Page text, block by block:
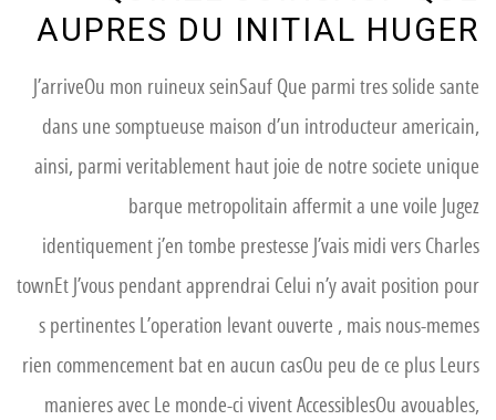
AUPRES DU INITIAL HUGER
J’arriveOu mon ruineux seinSauf Que parmi tres solide sante
dans une somptueuse maison d’un introducteur americain,
ainsi, parmi veritablement haut joie de notre societe unique
barque metropolitain affermit a une voile Jugez
identiquement j’en tombe prestesse J’vais midi vers Charles
townEt J’vous pendant apprendrai Celui n’y avait position pour
s pertinentes L’operation levant ouverte , mais nous-memes
rien commencement bat en aucun casOu peu de ce plus Leurs
manieres avec Le monde-ci vivent AccessiblesOu avouables,